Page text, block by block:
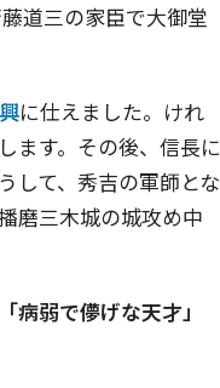
道三の家臣で大御堂
に仕えました。けれ
ます。その後、信長に
して、秀吉の軍師とな
磨三木城の城攻め中
病弱で儚げな天才」